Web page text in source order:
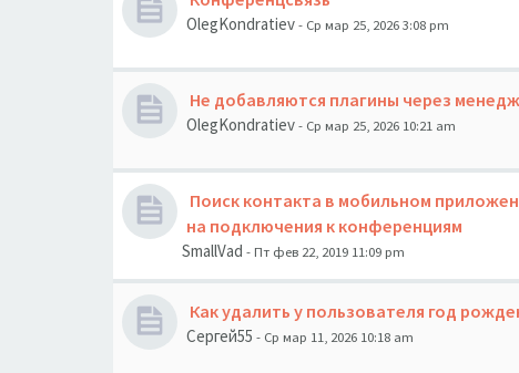
OlegKondratiev- Ср мар 25, 2026 3:08 pm
Не добавляются плагины через
OlegKondratiev- Ср мар 25, 2026 10:21 am
Поиск контакта в мобильном
на подключения к конференциям
SmallVad - Пт фев 22, 2019 11:09 pm
Как удалить у пользователя год
Сергей55 - Ср мар 11, 2026 10:18 am